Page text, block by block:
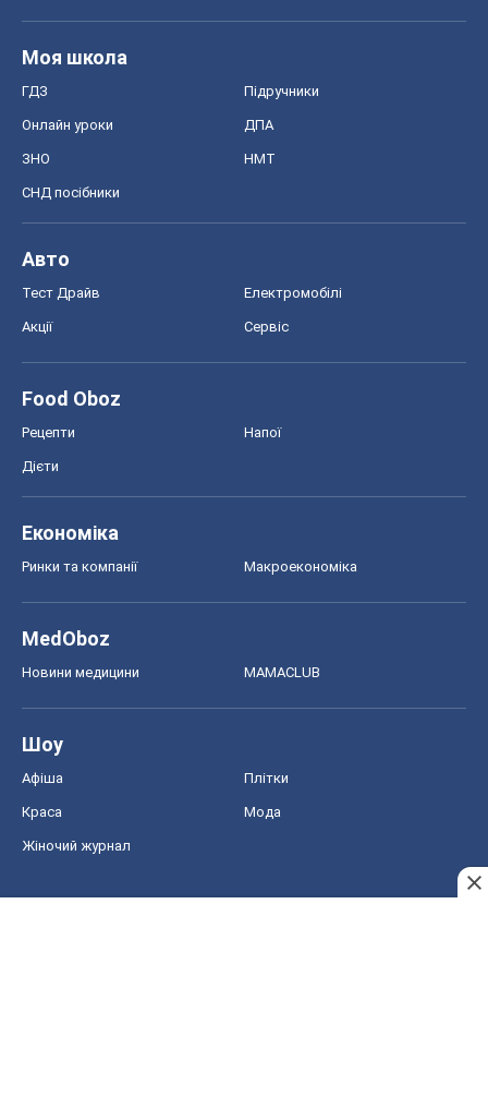
Моя школа
ГДЗ Підручники
Онлайн уроки ДПА
ЗНО НМТ
СНД посібники
Авто
Тест Драйв Електромобілі
Акції Сервіс
Food Oboz
Рецепти Напої
Дієти
Економіка
Ринки та компанії Макроекономіка
MedOboz
Новини медицини MAMACLUB
Шоу
Афіша Плітки
Краса Мода
Жіночий журнал